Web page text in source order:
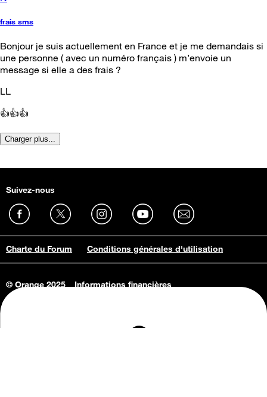
frais sms
Bonjour je suis actuellement en France et je me demandais si
une personne ( avec un numéro français ) m’envoie un
message si elle a des frais ?
LL
👍👍👍
Charger plus...
Suivez-nous
Charte du Forum Conditions générales d'utilisation
© Orange 2025
Informations financières